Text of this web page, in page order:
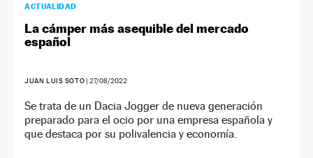
ACTUALIDAD
La cámper más asequible del mercado
español
JUAN LUIS SOTO |27/08/2022
Se trata de un Dacia Jogger de nueva generación
preparado para el ocio por una empresa española y
que destaca por su polivalencia y economía.